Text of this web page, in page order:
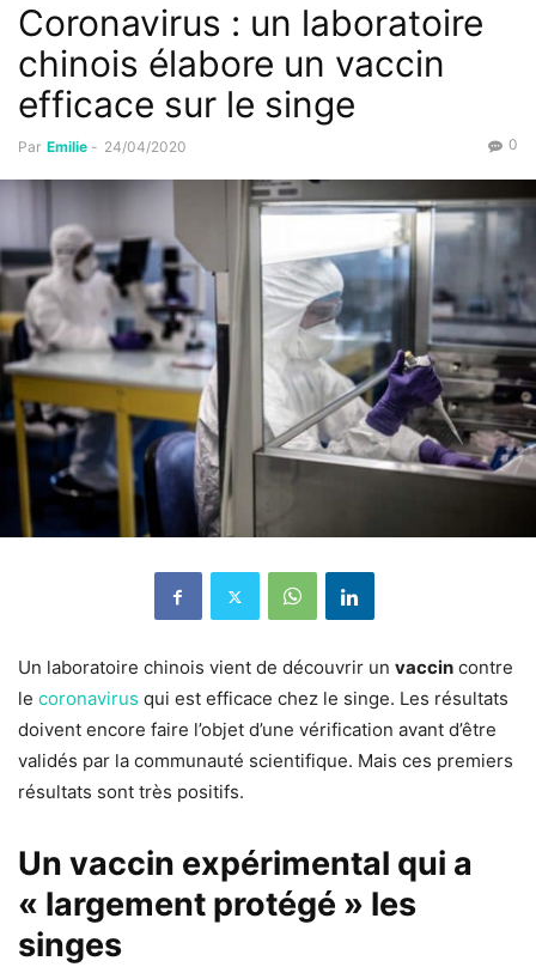
Coronavirus : un laboratoire
chinois élabore un vaccin
efficace sur le singe
Par Emilie - 24/04/2020 0
Un laboratoire chinois vient de découvrir un vaccin contre
le coronavirus qui est efficace chez le singe. Les résultats
doivent encore faire l’objet d’une vérification avant d’être
validés par la communauté scientifique. Mais ces premiers
résultats sont très positifs.
Un vaccin expérimental qui a
« largement protégé » les
singes